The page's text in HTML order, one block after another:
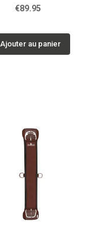
€89.95
Ajouter au panier